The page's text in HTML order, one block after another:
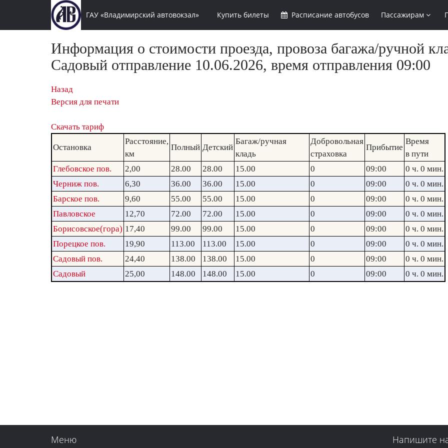
ГАУ «Владимирский автовокзал» Купить билеты Расписание автобусов Пассажирам
Информация о стоимости проезда, провоза багажа/ручной
Садовый отправление 10.06.2026, время отправления 09:00
Назад
Версия для печати
Скачать тариф
Остановка
Расстояние,
км
Полный Детский
Багаж/ручная
кладь
Добровольная
страховка
Прибытие
Время
в пути
Глебовское пов.
2,00 28.00 28.00 15.00 0 09:00
0 ч. 0 мин.
Черниж пов.
6,30 36.00 36.00 15.00 0 09:00
0 ч. 0 мин.
Барское пов.
9,60 55.00 55.00 15.00 0 09:00
0 ч. 0 мин.
Павловское
12,70 72.00 72.00 15.00 0 09:00
0 ч. 0 мин.
Борисовское(гора) 17,40 99.00 99.00 15.00 0 09:00
0 ч. 0 мин.
Порецкое пов.
19,90 113.00 113.00 15.00 0 09:00
0 ч. 0 мин.
Садовый пов.
24,40 138.00 138.00 15.00 0 09:00
0 ч. 0 мин.
Садовый
25,00 148.00 148.00 15.00 0 09:00 0 ч. 0 мин.
Меню Напишите